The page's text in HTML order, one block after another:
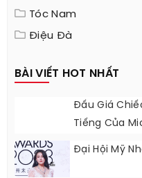
Tóc Nam
Điệu Đà
BÀI VIẾT HOT NHẤT
Đấu Giá
Tiếng Của
Đại Hội Mỹ